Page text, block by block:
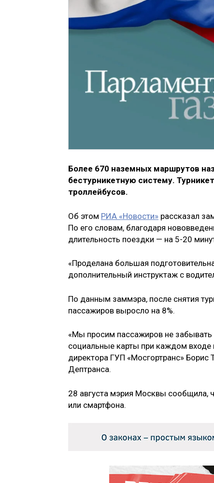
Более 670 наземных маршрутов
бестурникетную систему.
троллейбусов.
Об этом РИА «Новости» рассказал
По его словам, благодаря
длительность поездки — на 5-20
«Проделана большая
дополнительный инструктаж с
По данным заммэра, после снятия
пассажиров выросло на 8%.
«Мы просим пассажиров не
социальные карты при каждом входе
директора ГУП «Мосгортранс» Борис
Дептранса.
28 августа мэрия Москвы сообщила,
или смартфона.